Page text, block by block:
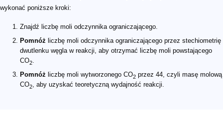
wykonać poniższe kroki:
Znajdź liczbę moli odczynnika ograniczającego.
Pomnóż liczbę moli odczynnika ograniczającego przez stechiometrię
dwutlenku węgla w reakcji, aby otrzymać liczbę moli powstającego
CO2
Pomnóż liczbę moli wytworzonego CO2 przez 44, czyli masę molową
CO2 , aby uzyskać teoretyczną wydajność reakcji.